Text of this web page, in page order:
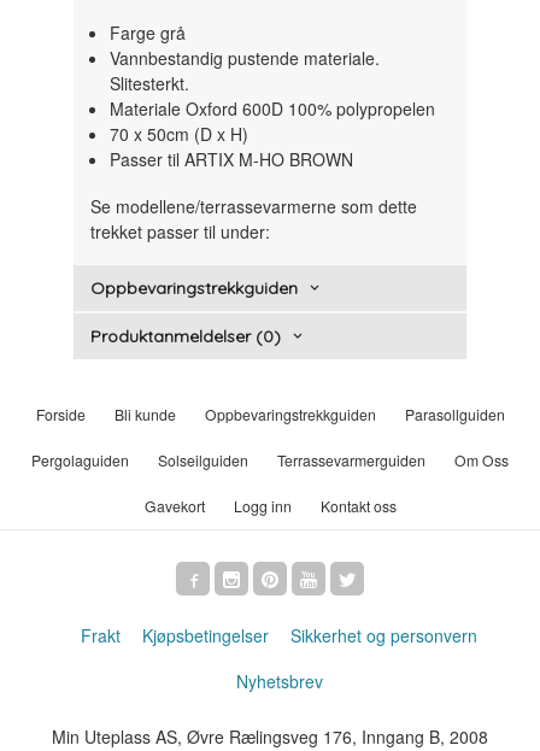
Farge grå
Vannbestandig pustende materiale.
Slitesterkt.
Materiale Oxford 600D 100% polypropelen
70 x 50cm (D x H)
Passer til ARTIX M-HO BROWN
Se modellene/terrassevarmerne som dette
trekket passer til under:
Oppbevaringstrekkguiden
Produktanmeldelser (0)
Forside Bli kunde Oppbevaringstrekkguiden Parasollguiden
Pergolaguiden Solseilguiden Terrassevarmerguiden Om Oss
Gavekort Logg inn Kontakt oss
Frakt Kjøpsbetingelser
Sikkerhet og personvern
Nyhetsbrev
Min Uteplass AS, Øvre Rælingsveg 176, Inngang B, 2008